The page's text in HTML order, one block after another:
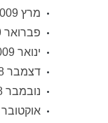
מרץ 2009
פברואר 2009
ינואר 2009
דצמבר 2008
נובמבר 2008
אוקטובר 2008